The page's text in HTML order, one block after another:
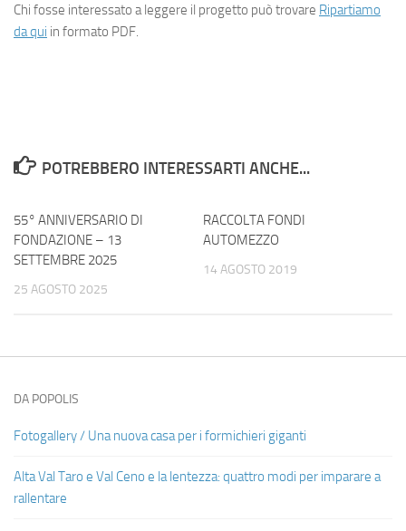
Chi fosse interessato a leggere il progetto può trovare Ripartiamo
da qui in formato PDF.
POTREBBERO INTERESSARTI ANCHE...
55° ANNIVERSARIO DI
FONDAZIONE – 13
SETTEMBRE 2025
25 AGOSTO 2025
RACCOLTA FONDI
AUTOMEZZO
14 AGOSTO 2019
DA POPOLIS
Fotogallery / Una nuova casa per i formichieri giganti
Alta Val Taro e Val Ceno e la lentezza: quattro modi per imparare a
rallentare